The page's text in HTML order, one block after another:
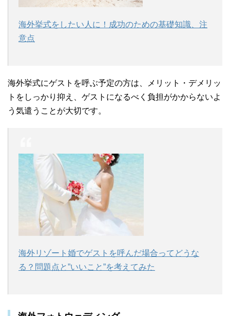
海外挙式をしたい人に！成功のための基礎知識、注
意点
海外挙式にゲストを呼ぶ予定の方は、メリット・デメリッ
トをしっかり抑え、ゲストになるべく負担がかからないよ
う気遣うことが大切です。
海外リゾート婚でゲストを呼んだ場合ってどうな
る？問題点と”いいこと”を考えてみた